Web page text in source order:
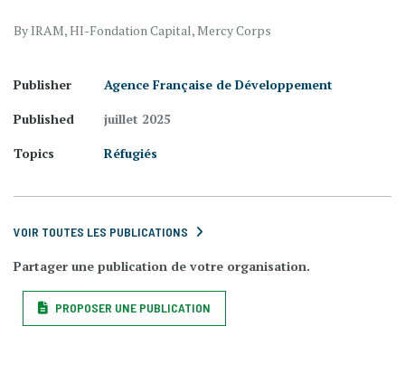
By IRAM, HI-Fondation Capital, Mercy Corps
Publisher
Agence Française de Développement
Published
juillet 2025
Topics
Réfugiés
VOIR TOUTES LES PUBLICATIONS
Partager une publication de votre organisation.
PROPOSER UNE PUBLICATION